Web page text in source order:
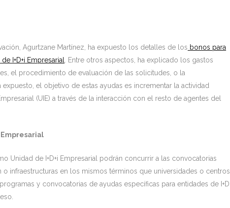
Agurtzane Martínez, ha expuesto los detalles de los bonos para
I+D+i Empresarial
. Entre otros aspectos, ha explicado los gastos
el procedimiento de evaluación de las solicitudes, o la
el objetivo de estas ayudas es incrementar la actividad
(UIE) a través de la interacción con el resto de agentes del
Empresarial
Unidad de I+D+i Empresarial podrán concurrir a las convocatorias
infraestructuras en los mismos términos que universidades o centros
y convocatorias de ayudas específicas para entidades de I+D